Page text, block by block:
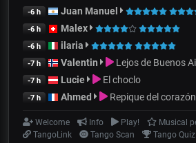
-6 h Juan Manuel
-6 h Malex
-6 h ilaria
-7 h Valentin Lejos de Buenos
-7 h Lucie El choclo
-7 h Ahmed Repique del corazón
Welcome Info Play!
Musical
TangoLink
Tango Scan Tango Quiz